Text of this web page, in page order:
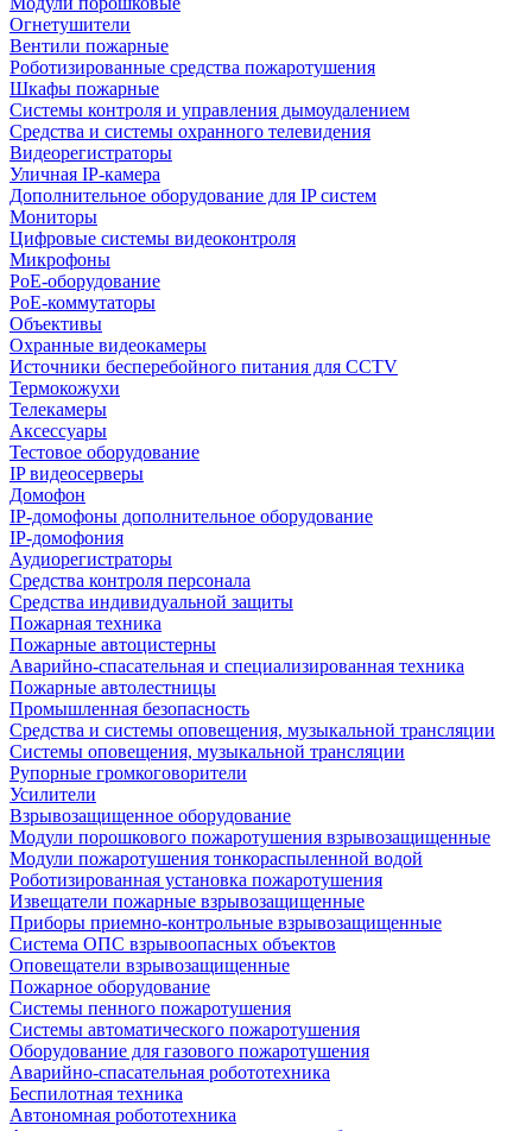
Огнетушители
Вентили пожарные
Роботизированные средства пожаротушения
Шкафы пожарные
Системы контроля и управления дымоудалением
Средства и системы охранного телевидения
Видеорегистраторы
Уличная IP-камера
Дополнительное оборудование для IP систем
Мониторы
Цифровые системы видеоконтроля
Микрофоны
PoE-оборудование
PoE-коммутаторы
Объективы
Охранные видеокамеры
Источники бесперебойного питания для CCTV
Термокожухи
Телекамеры
Аксессуары
Тестовое оборудование
IP видеосерверы
Домофон
IP-домофоны дополнительное оборудование
IP-домофония
Аудиорегистраторы
Средства контроля персонала
Средства индивидуальной защиты
Пожарная техника
Пожарные автоцистерны
Аварийно-спасательная и специализированная техника
Пожарные автолестницы
Промышленная безопасность
Средства и системы оповещения, музыкальной трансляции
Системы оповещения, музыкальной трансляции
Рупорные громкоговорители
Усилители
Взрывозащищенное оборудование
Модули порошкового пожаротушения взрывозащищенные
Модули пожаротушения тонкораспыленной водой
Роботизированная установка пожаротушения
Извещатели пожарные взрывозащищенные
Приборы приемно-контрольные взрывозащищенные
Система ОПС взрывоопасных объектов
Оповещатели взрывозащищенные
Пожарное оборудование
Системы пенного пожаротушения
Системы автоматического пожаротушения
Оборудование для газового пожаротушения
Аварийно-спасательная робототехника
Беспилотная техника
Автономная робототехника